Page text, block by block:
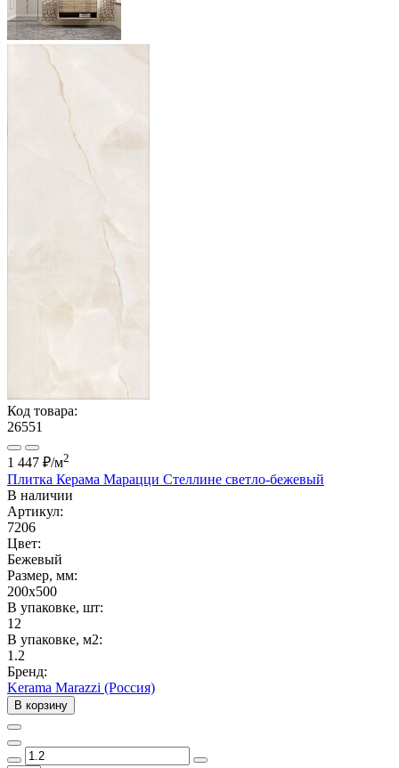
Код товара:
26551
1 447 ₽/м2
Плитка Керама Марацци Стеллине светло-бежевый
В наличии
Артикул:
7206
Цвет:
Бежевый
Размер, мм:
200x500
В упаковке, шт:
12
В упаковке, м2:
1.2
Бренд:
Kerama Marazzi (Россия)
В корзину